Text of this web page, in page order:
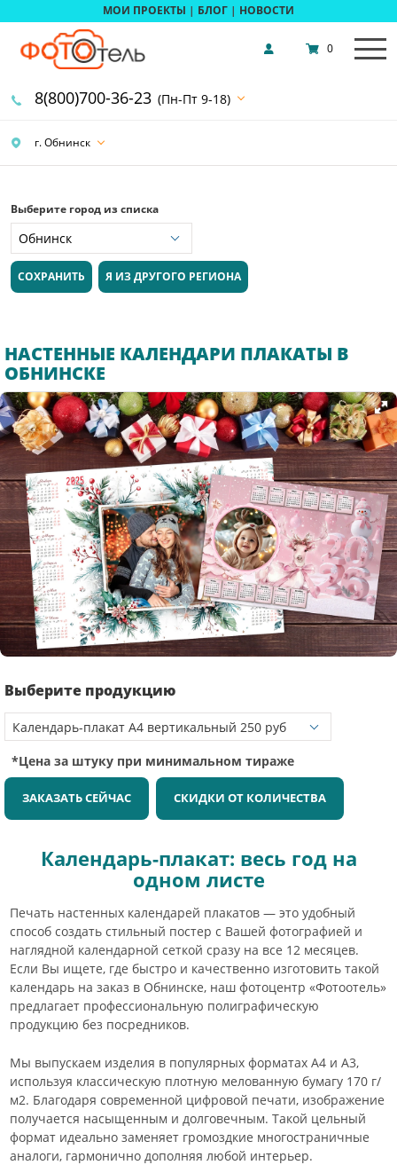
МОИ ПРОЕКТЫ | БЛОГ | НОВОСТИ
г. Обнинск
8(800)700-36-23 (Пн-Пт 9-18)
0
Выберите город из списка
СОХРАНИТЬ Я ИЗ ДРУГОГО РЕГИОНА
НАСТЕННЫЕ КАЛЕНДАРИ ПЛАКАТЫ В
ОБНИНСКЕ
Выберите продукцию
*Цена за штуку при минимальном тираже
ЗАКАЗАТЬ СЕЙЧАС СКИДКИ ОТ КОЛИЧЕСТВА
Календарь-плакат: весь год на
одном листе
Печать настенных календарей плакатов — это удобный
способ создать стильный постер с Вашей фотографией и
наглядной календарной сеткой сразу на все 12 месяцев.
Если Вы ищете, где быстро и качественно изготовить такой
календарь на заказ в Обнинске, наш фотоцентр «Фотоотель»
предлагает профессиональную полиграфическую
продукцию без посредников.
Мы выпускаем изделия в популярных форматах А4 и А3,
используя классическую плотную мелованную бумагу 170 г/
м2. Благодаря современной цифровой печати, изображение
получается насыщенным и долговечным. Такой цельный
формат идеально заменяет громоздкие многостраничные
аналоги, гармонично дополняя любой интерьер.